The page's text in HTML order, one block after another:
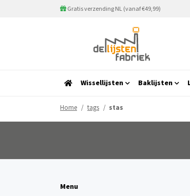
Gratis verzending NL (vanaf €49,99)
Wissellijsten Baklijsten
Home tags stas
Menu